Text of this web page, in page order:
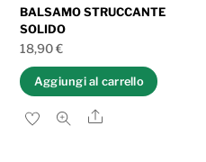
BALSAMO STRUCCANTE
SOLIDO
18,90€
Aggiungi al carrello
Share